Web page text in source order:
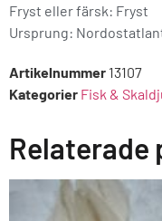
Fryst eller färsk: Fryst
Ursprung:
Artikelnummer 13107
Kategorier Fisk &
Relaterade